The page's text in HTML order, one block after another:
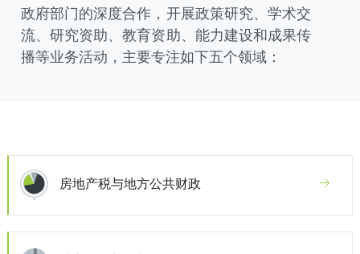
政府部门的深度合作，开展政策研究、学术交
流、研究资助、教育资助、能力建设和成果传
播等业务活动，主要专注如下五个领域：
房地产税与地方公共财政